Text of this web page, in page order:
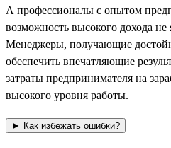
А профессионалы с опытом
возможность высокого дохода не
Менеджеры, получающие
обеспечить впечатляющие
затраты предпринимателя на
высокого уровня работы.
► Как избежать ошибки?